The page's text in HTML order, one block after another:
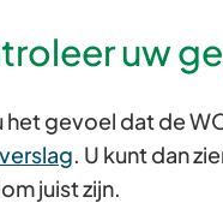
uw
het gevoel dat de
. U kunt dan
juist zijn.